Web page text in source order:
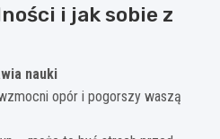
i jak sobie z
nauki
opór i pogorszy waszą